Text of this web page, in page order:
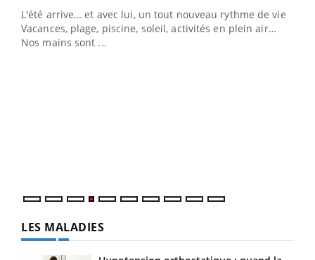
L'été arrive… et avec lui, un tout nouveau rythme de vie !
Vacances, plage, piscine, soleil, activités en plein air…
Nos mains sont ...
LES MALADIES